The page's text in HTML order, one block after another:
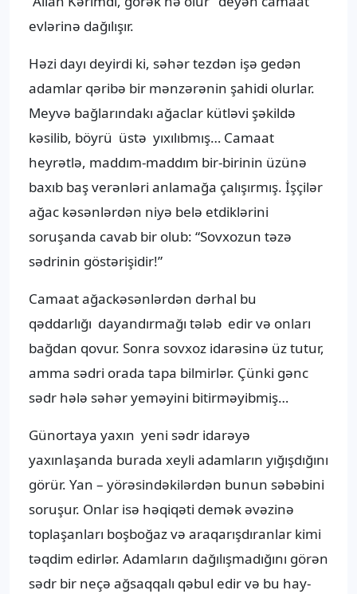
evlərinə dağılışır.
Həzi dayı deyirdi ki, səhər tezdən işə gedən
adamlar qəribə bir mənzərənin şahidi olurlar.
Meyvə bağlarındakı ağaclar kütləvi şəkildə
kəsilib, böyrü üstə yıxılıbmış… Camaat
heyrətlə, maddım-maddım bir-birinin üzünə
baxıb baş verənləri anlamağa çalışırmış. İşçilər
ağac kəsənlərdən niyə belə etdiklərini
soruşanda cavab bir olub: “Sovxozun təzə
sədrinin göstərişidir!”
Camaat ağackəsənlərdən dərhal bu
qəddarlığı dayandırmağı tələb edir və onları
bağdan qovur. Sonra sovxoz idarəsinə üz tutur,
amma sədri orada tapa bilmirlər. Çünki gənc
sədr hələ səhər yeməyini bitirməyibmiş…
Günortaya yaxın yeni sədr idarəyə
yaxınlaşanda burada xeyli adamların yığışdığını
görür. Yan – yörəsindəkilərdən bunun səbəbini
soruşur. Onlar isə həqiqəti demək əvəzinə
toplaşanları boşboğaz və araqarışdıranlar kimi
təqdim edirlər. Adamların dağılışmadığını görən
sədr bir neçə ağsaqqalı qəbul edir və bu hay-